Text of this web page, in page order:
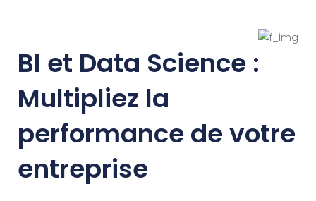
BI et Data Science :
Multipliez la
performance de votre
entreprise